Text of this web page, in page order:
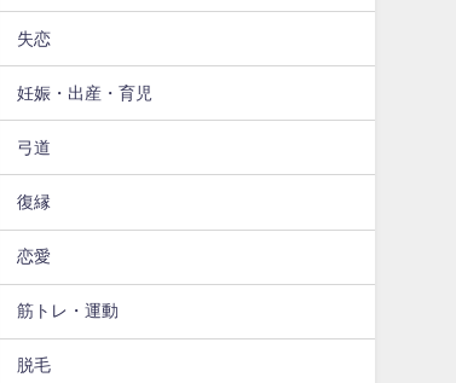
失恋
妊娠・出産・育児
弓道
復縁
恋愛
筋トレ・運動
脱毛